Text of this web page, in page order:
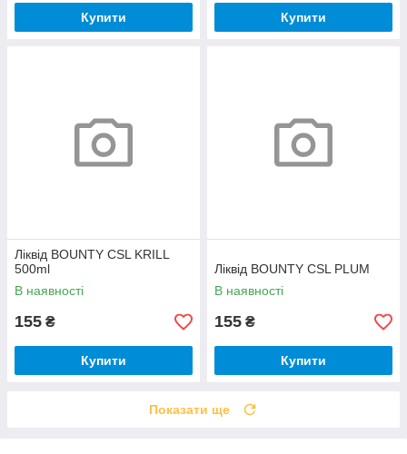
Купити Купити
Ліквід BOUNTY CSL KRILL
500ml
В наявності
155 ₴
Купити
Ліквід BOUNTY CSL PLUM
В наявності
155 ₴
Купити
Показати ще